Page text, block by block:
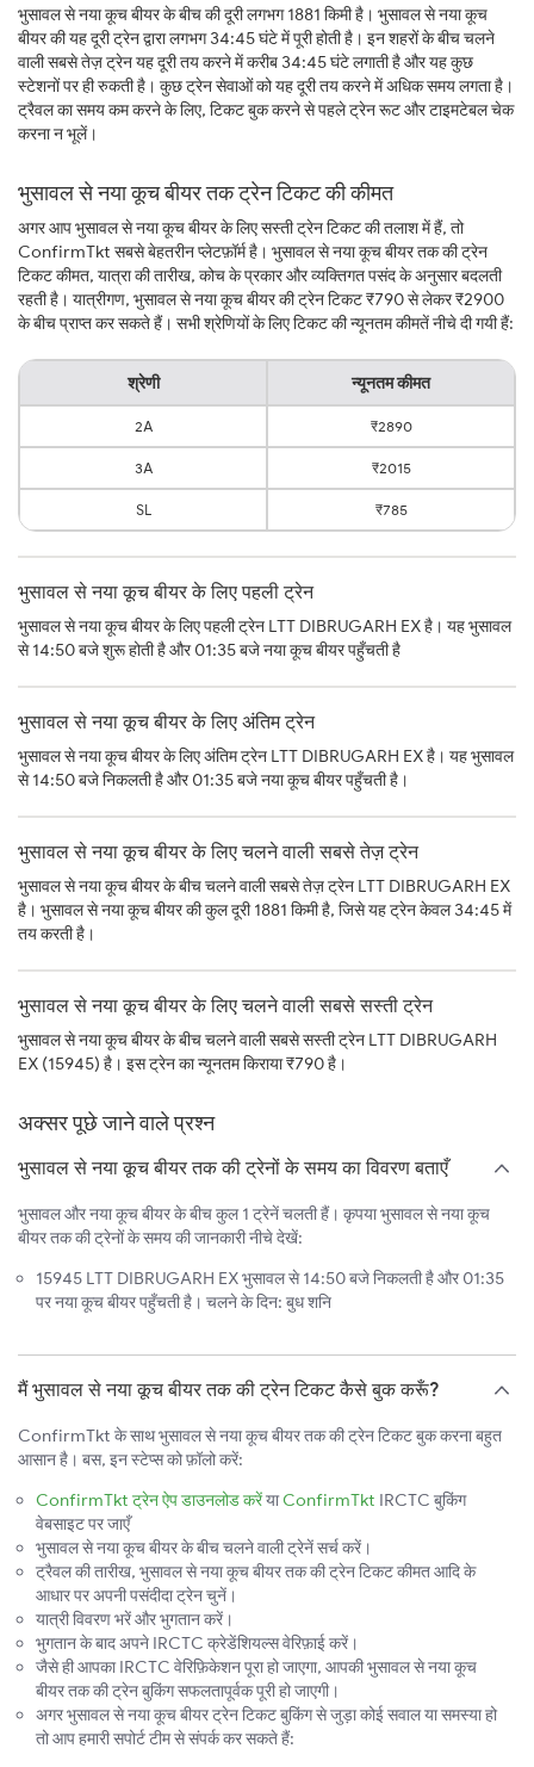
भुसावल से नया कूच बीयर के बीच की दूरी लगभग 1881 किमी है। भुसावल से नया कूच
बीयर की यह दूरी ट्रेन द्वारा लगभग 34:45 घंटे में पूरी होती है। इन शहरों के बीच चलने
वाली सबसे तेज़ ट्रेन यह दूरी तय करने में करीब 34:45 घंटे लगाती है और यह कुछ
स्टेशनों पर ही रुकती है। कुछ ट्रेन सेवाओं को यह दूरी तय करने में अधिक समय लगता है।
ट्रैवल का समय कम करने के लिए, टिकट बुक करने से पहले ट्रेन रूट और टाइमटेबल चेक
करना न भूलें।
भुसावल से नया कूच बीयर तक ट्रेन टिकट की कीमत
अगर आप भुसावल से नया कूच बीयर के लिए सस्ती ट्रेन टिकट की तलाश में हैं, तो
ConfirmTkt सबसे बेहतरीन प्लेटफ़ॉर्म है। भुसावल से नया कूच बीयर तक की ट्रेन
टिकट कीमत, यात्रा की तारीख, कोच के प्रकार और व्यक्तिगत पसंद के अनुसार बदलती
रहती है। यात्रीगण, भुसावल से नया कूच बीयर की ट्रेन टिकट ₹790 से लेकर ₹2900
के बीच प्राप्त कर सकते हैं। सभी श्रेणियों के लिए टिकट की न्यूनतम कीमतें नीचे दी गयी हैं:
श्रेणी न्यूनतम कीमत
2A ₹2890
3A ₹2015
SL ₹785
भुसावल से नया कूच बीयर के लिए पहली ट्रेन
भुसावल से नया कूच बीयर के लिए पहली ट्रेन LTT DIBRUGARH EX है। यह भुसावल
से 14:50 बजे शुरू होती है और 01:35 बजे नया कूच बीयर पहुँचती है
भुसावल से नया कूच बीयर के लिए अंतिम ट्रेन
भुसावल से नया कूच बीयर के लिए अंतिम ट्रेन LTT DIBRUGARH EX है। यह भुसावल
से 14:50 बजे निकलती है और 01:35 बजे नया कूच बीयर पहुँचती है।
भुसावल से नया कूच बीयर के लिए चलने वाली सबसे तेज़ ट्रेन
भुसावल से नया कूच बीयर के बीच चलने वाली सबसे तेज़ ट्रेन LTT DIBRUGARH EX
है। भुसावल से नया कूच बीयर की कुल दूरी 1881 किमी है, जिसे यह ट्रेन केवल 34:45 में
तय करती है।
भुसावल से नया कूच बीयर के लिए चलने वाली सबसे सस्ती ट्रेन
भुसावल से नया कूच बीयर के बीच चलने वाली सबसे सस्ती ट्रेन LTT DIBRUGARH
EX (15945) है। इस ट्रेन का न्यूनतम किराया ₹790 है।
अक्सर पूछे जाने वाले प्रश्न
भुसावल से नया कूच बीयर तक की ट्रेनों के समय का विवरण बताएँ
भुसावल और नया कूच बीयर के बीच कुल 1 ट्रेनें चलती हैं। कृपया भुसावल से नया कूच
बीयर तक की ट्रेनों के समय की जानकारी नीचे देखें:
15945 LTT DIBRUGARH EX भुसावल से 14:50 बजे निकलती है और 01:35
पर नया कूच बीयर पहुँचती है। चलने के दिन: बुध शनि
मैं भुसावल से नया कूच बीयर तक की ट्रेन टिकट कैसे बुक करूँ?
ConfirmTkt के साथ भुसावल से नया कूच बीयर तक की ट्रेन टिकट बुक करना बहुत
आसान है। बस, इन स्टेप्स को फ़ॉलो करें:
ConfirmTkt ट्रेन ऐप डाउनलोड करेंयाConfirmTkt IRCTC बुकिंग
वेबसाइट पर जाएँ
भुसावल से नया कूच बीयर के बीच चलने वाली ट्रेनें सर्च करें।
ट्रैवल की तारीख, भुसावल से नया कूच बीयर तक की ट्रेन टिकट कीमत आदि के
आधार पर अपनी पसंदीदा ट्रेन चुनें।
यात्री विवरण भरें और भुगतान करें।
भुगतान के बाद अपने IRCTC क्रेडेंशियल्स वेरिफ़ाई करें।
जैसे ही आपका IRCTC वेरिफ़िकेशन पूरा हो जाएगा, आपकी भुसावल से नया कूच
बीयर तक की ट्रेन बुकिंग सफलतापूर्वक पूरी हो जाएगी।
अगर भुसावल से नया कूच बीयर ट्रेन टिकट बुकिंग से जुड़ा कोई सवाल या समस्या हो
तो आप हमारी सपोर्ट टीम से संपर्क कर सकते हैं: